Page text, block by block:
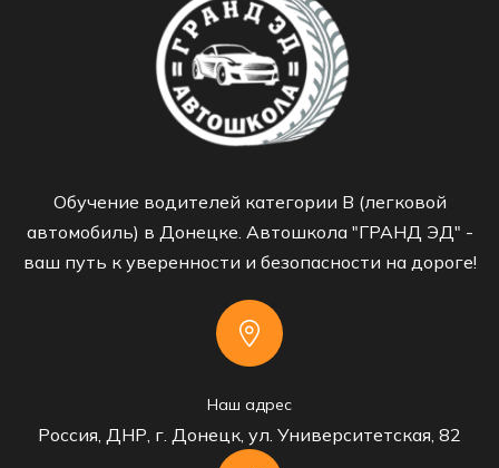
Обучение водителей категории B (легковой
автомобиль) в Донецке. Автошкола "ГРАНД ЭД" -
ваш путь к уверенности и безопасности на дороге!
Наш адрес
Россия, ДНР, г. Донецк, ул. Университетская, 82